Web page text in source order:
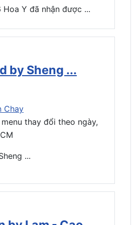
Y đã nhận được ...
by Sheng ...
Chay
thay đổi theo ngày,
...